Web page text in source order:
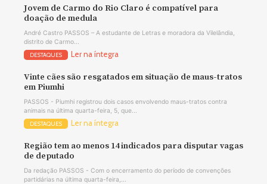
Jovem de Carmo do Rio Claro é compatível para
doação de medula
André Castro PASSOS – A estudante de Letras e moradora da Vilelândia,
distrito de Carmo...
DESTAQUES Ler na íntegra
Vinte cães são resgatados em situação de maus-tratos
em Piumhi
PASSOS - Piumhi registrou dois casos envolvendo maus-tratos contra
animais na última quarta-feira, 5, que...
DESTAQUES Ler na íntegra
Região tem ao menos 14 indicados para disputar vagas
de deputado
Da redação PASSOS - Com o encerramento do período de convenções
partidárias na última quarta-feira,...